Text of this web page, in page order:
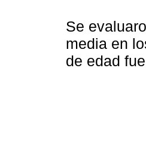
Se
media en
de edad